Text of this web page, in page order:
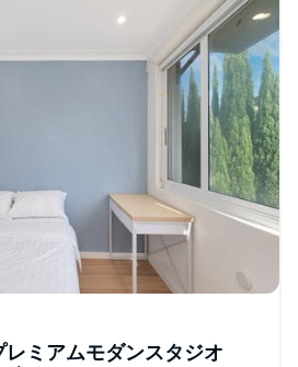
レミアムモダンスタジオ